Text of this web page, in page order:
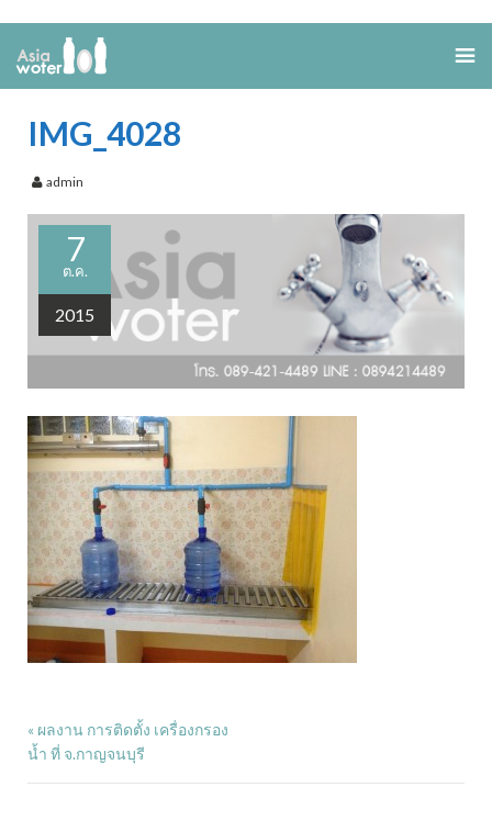
IMG_4028
admin
7
ต.ค.
2015
« ผลงาน การติดตั้ง เครื่องกรอง
น้ำ ที่ จ.กาญจนบุรี